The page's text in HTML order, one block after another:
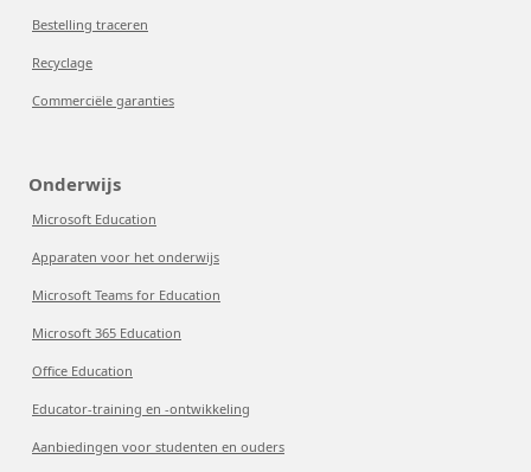
Bestelling traceren
Recyclage
Commerciële garanties
Onderwijs
Microsoft Education
Apparaten voor het onderwijs
Microsoft Teams for Education
Microsoft 365 Education
Office Education
Educator-training en -ontwikkeling
Aanbiedingen voor studenten en ouders